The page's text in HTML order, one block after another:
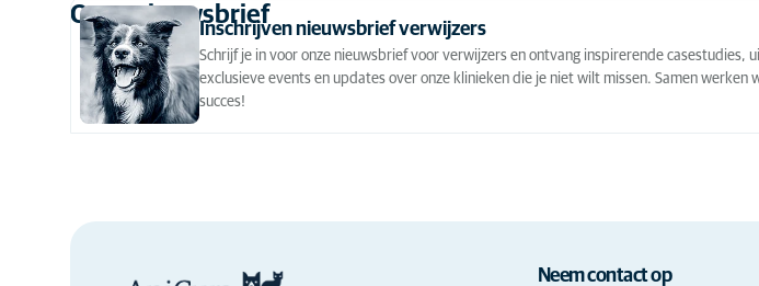
Onze nieuwsbrief
Inschrijven nieuwsbrief verwijzers
Schrijf je in voor onze nieuwsbrief voor verwijzers en ontvang inspirerende casestudies,
exclusieve events en updates over onze klinieken die je niet wilt missen. Samen werken
succes!
Neem contact op